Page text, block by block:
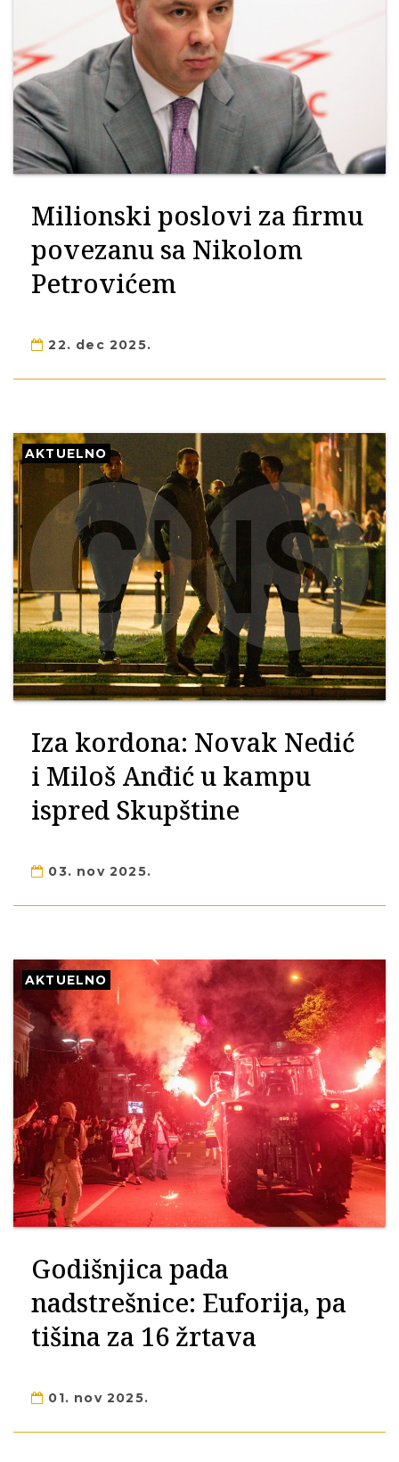
Milionski poslovi za firmu
povezanu sa Nikolom
Petrovićem
22. dec 2025.
AKTUELNO
Iza kordona: Novak Nedić
i Miloš Anđić u kampu
ispred Skupštine
03. nov 2025.
AKTUELNO
Godišnjica pada
nadstrešnice: Euforija, pa
tišina za 16 žrtava
01. nov 2025.